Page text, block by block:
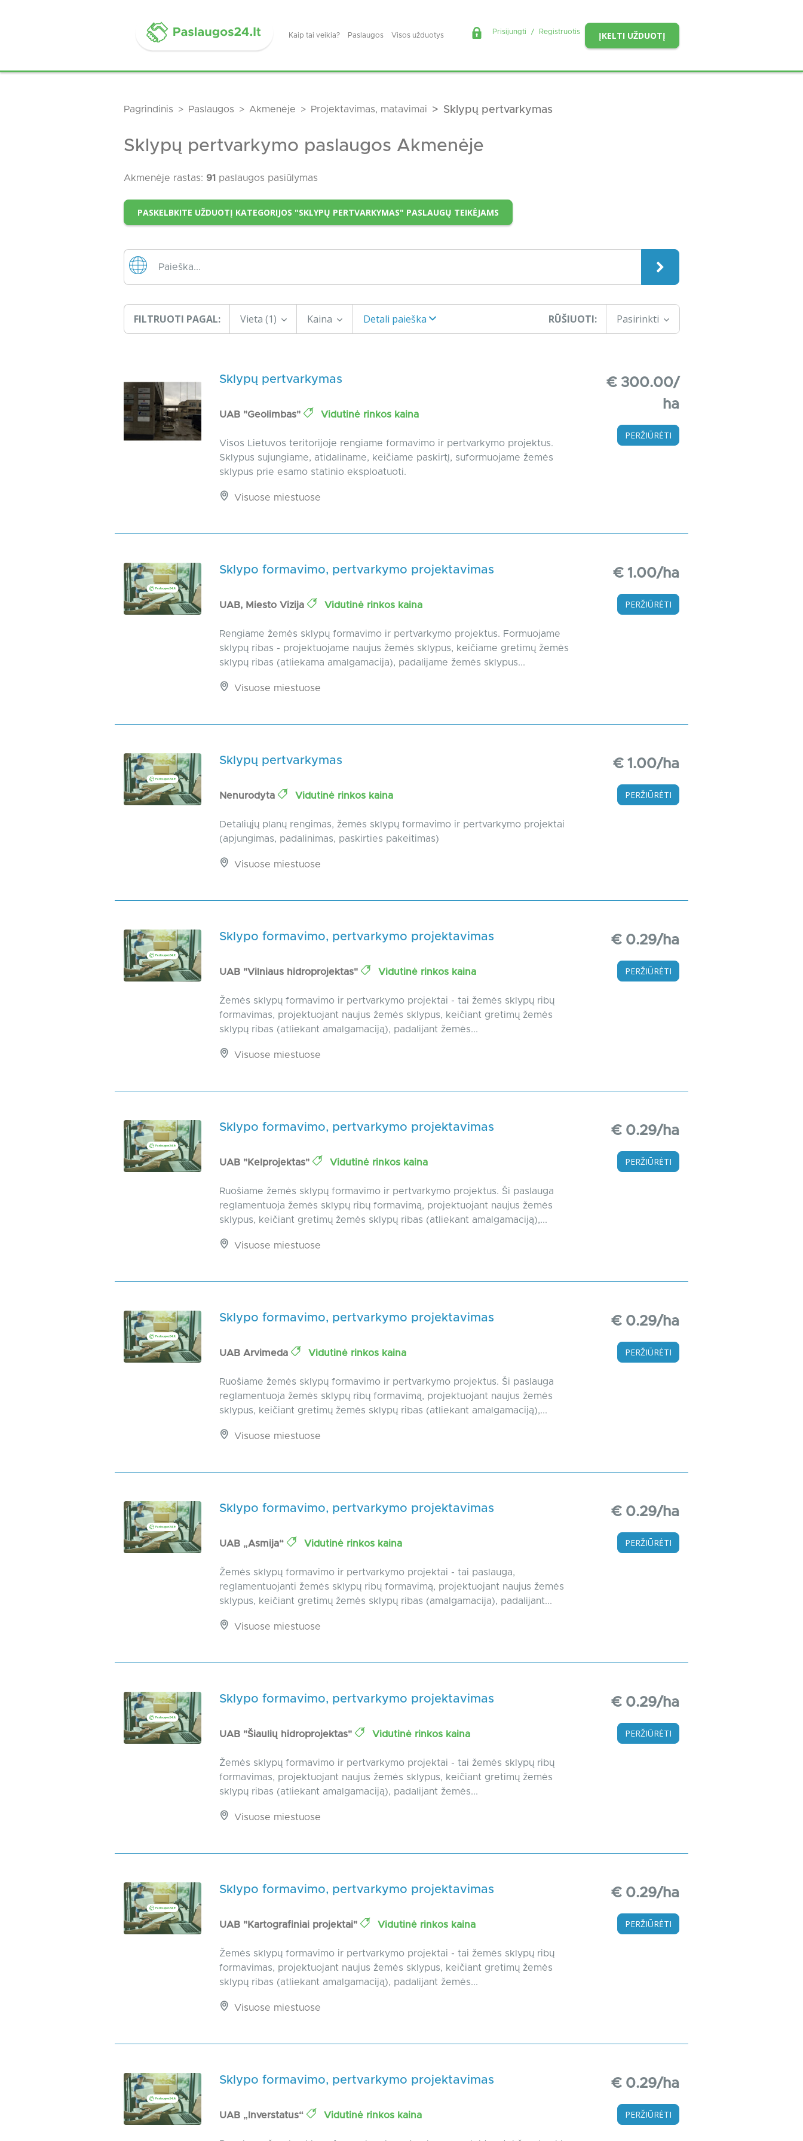
Kaip tai veikia? Paslaugos Visos užduotys ĮKELTI UŽDUOTĮ
Prisijungti / Registruotis
Pagrindinis Paslaugos Akmenėje Projektavimas, matavimai Sklypų pertvarkymas
Sklypų pertvarkymo paslaugos Akmenėje
Akmenėje rastas: 91 paslaugos pasiūlymas
PASKELBKITE UŽDUOTĮ KATEGORIJOS "SKLYPŲ PERTVARKYMAS" PASLAUGŲ TEIKĖJAMS
FILTRUOTI PAGAL: Vieta (1) Kaina Detali paieška RŪŠIUOTI: Pasirinkti
Sklypų pertvarkymas
UAB "Geolimbas" Vidutinė rinkos kaina
Visos Lietuvos teritorijoje rengiame formavimo ir pertvarkymo projektus.
Sklypus sujungiame, atidaliname, keičiame paskirtį, suformuojame žemės
sklypus prie esamo statinio eksploatuoti.
Visuose miestuose
€ 300.00/
ha
PERŽIŪRĖTI
Sklypo formavimo, pertvarkymo projektavimas
UAB, Miesto Vizija Vidutinė rinkos kaina
Rengiame žemės sklypų formavimo ir pertvarkymo projektus. Formuojame
sklypų ribas - projektuojame naujus žemės sklypus, keičiame gretimų žemės
sklypų ribas (atliekama amalgamacija), padalijame žemės sklypus...
Visuose miestuose
€ 1.00/ha
PERŽIŪRĖTI
Sklypų pertvarkymas
Nenurodyta Vidutinė rinkos kaina
Detaliųjų planų rengimas, žemės sklypų formavimo ir pertvarkymo projektai
(apjungimas, padalinimas, paskirties pakeitimas)
Visuose miestuose
€ 1.00/ha
PERŽIŪRĖTI
Sklypo formavimo, pertvarkymo projektavimas
UAB "Vilniaus hidroprojektas" Vidutinė rinkos kaina
Žemės sklypų formavimo ir pertvarkymo projektai - tai žemės sklypų ribų
formavimas, projektuojant naujus žemės sklypus, keičiant gretimų žemės
sklypų ribas (atliekant amalgamaciją), padalijant žemės...
Visuose miestuose
€ 0.29/ha
PERŽIŪRĖTI
Sklypo formavimo, pertvarkymo projektavimas
UAB "Kelprojektas" Vidutinė rinkos kaina
Ruošiame žemės sklypų formavimo ir pertvarkymo projektus. Ši paslauga
reglamentuoja žemės sklypų ribų formavimą, projektuojant naujus žemės
sklypus, keičiant gretimų žemės sklypų ribas (atliekant amalgamaciją),...
Visuose miestuose
€ 0.29/ha
PERŽIŪRĖTI
Sklypo formavimo, pertvarkymo projektavimas
UAB Arvimeda Vidutinė rinkos kaina
Ruošiame žemės sklypų formavimo ir pertvarkymo projektus. Ši paslauga
reglamentuoja žemės sklypų ribų formavimą, projektuojant naujus žemės
sklypus, keičiant gretimų žemės sklypų ribas (atliekant amalgamaciją),...
Visuose miestuose
€ 0.29/ha
PERŽIŪRĖTI
Sklypo formavimo, pertvarkymo projektavimas
UAB „Asmija“ Vidutinė rinkos kaina
Žemės sklypų formavimo ir pertvarkymo projektai - tai paslauga,
reglamentuojanti žemės sklypų ribų formavimą, projektuojant naujus žemės
sklypus, keičiant gretimų žemės sklypų ribas (amalgamacija), padalijant...
Visuose miestuose
€ 0.29/ha
PERŽIŪRĖTI
Sklypo formavimo, pertvarkymo projektavimas
UAB "Šiaulių hidroprojektas" Vidutinė rinkos kaina
Žemės sklypų formavimo ir pertvarkymo projektai - tai žemės sklypų ribų
formavimas, projektuojant naujus žemės sklypus, keičiant gretimų žemės
sklypų ribas (atliekant amalgamaciją), padalijant žemės...
Visuose miestuose
€ 0.29/ha
PERŽIŪRĖTI
Sklypo formavimo, pertvarkymo projektavimas
UAB "Kartografiniai projektai" Vidutinė rinkos kaina
Žemės sklypų formavimo ir pertvarkymo projektai - tai žemės sklypų ribų
formavimas, projektuojant naujus žemės sklypus, keičiant gretimų žemės
sklypų ribas (atliekant amalgamaciją), padalijant žemės...
Visuose miestuose
€ 0.29/ha
PERŽIŪRĖTI
Sklypo formavimo, pertvarkymo projektavimas
UAB „Inverstatus“ Vidutinė rinkos kaina
€ 0.29/ha
PERŽIŪRĖTI